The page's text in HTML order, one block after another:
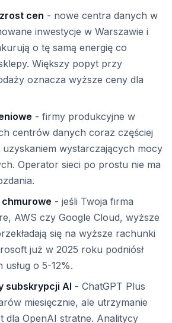
cen - nowe centra danych w
inwestycje w Warszawie i
o tę samą energię co
Większy popyt przy
oznacza wyższe ceny dla
- firmy produkcyjne w
centrów danych coraz częściej
wystarczających mocy
Operator sieci po prostu nie ma
chmurowe - jeśli Twoja firma
AWS czy Google Cloud, wyższe
się na wyższe rachunki
już w 2025 roku podniósł
o 5-12%.
subskrypcji AI - ChatGPT Plus
miesięcznie, ale utrzymanie
dla OpenAI stratne. Analitycy